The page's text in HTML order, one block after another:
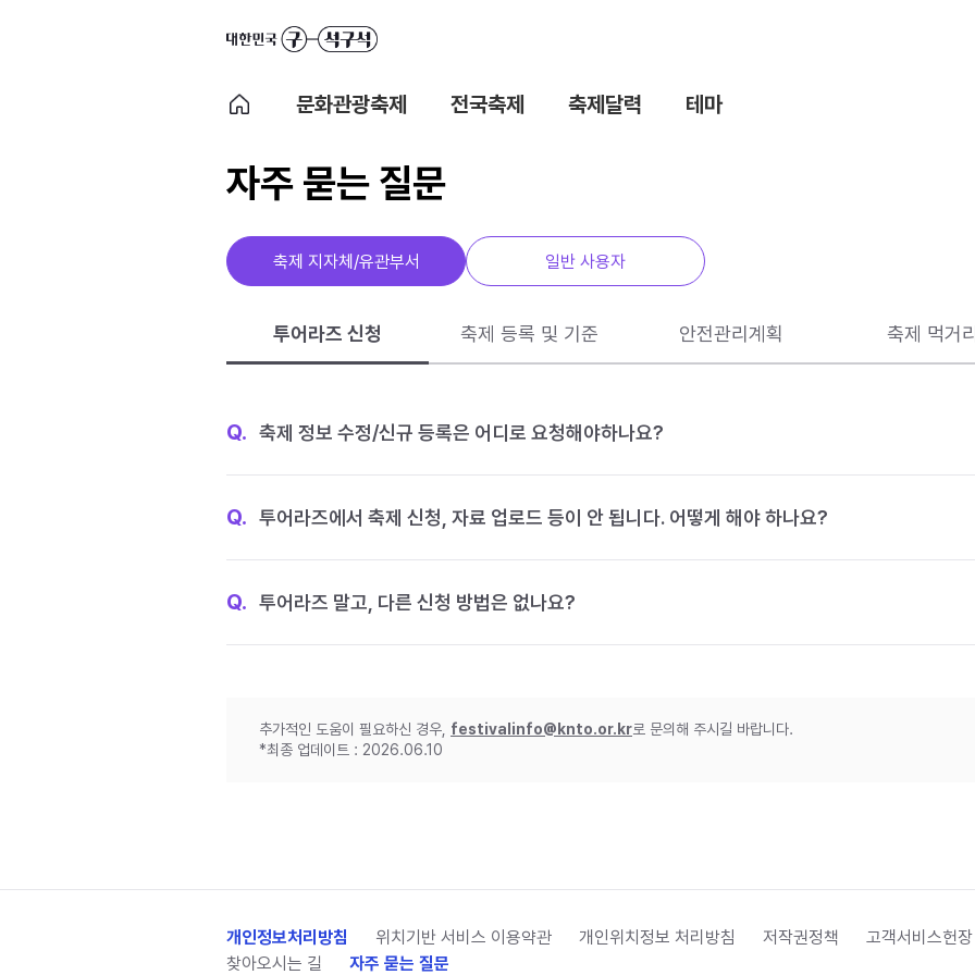
문화관광축제 전국축제 축제달력 테마
자주 묻는 질문
축제 지자체/유관부서 일반 사용자
투어라즈 신청 축제 등록 및 기준 안전관리계획 축제 먹거리
Q. 축제 정보 수정/신규 등록은 어디로 요청해야하나요?
Q. 투어라즈에서 축제 신청, 자료 업로드 등이 안 됩니다. 어떻게 해야 하나요?
Q. 투어라즈 말고, 다른 신청 방법은 없나요?
추가적인 도움이 필요하신 경우, festivalinfo@knto.or.kr로 문의해 주시길 바랍니다.
*최종 업데이트 : 2026.06.10
개인정보처리방침 위치기반 서비스 이용약관 개인위치정보 처리방침 저작권정책 고객서비스헌장
찾아오시는 길
자주 묻는 질문